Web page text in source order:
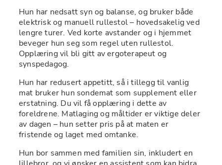
Hun har nedsatt syn og balanse, og bruker både
elektrisk og manuell rullestol – hovedsakelig ved
lengre turer. Ved korte avstander og i hjemmet
beveger hun seg som regel uten rullestol.
Opplæring vil bli gitt av ergoterapeut og
synspedagog.
Hun har redusert appetitt, så i tillegg til vanlig
mat bruker hun sondemat som supplement eller
erstatning. Du vil få opplæring i dette av
foreldrene. Matlaging og måltider er viktige deler
av dagen – hun setter pris på at maten er
fristende og laget med omtanke.
Hun bor sammen med familien sin, inkludert en